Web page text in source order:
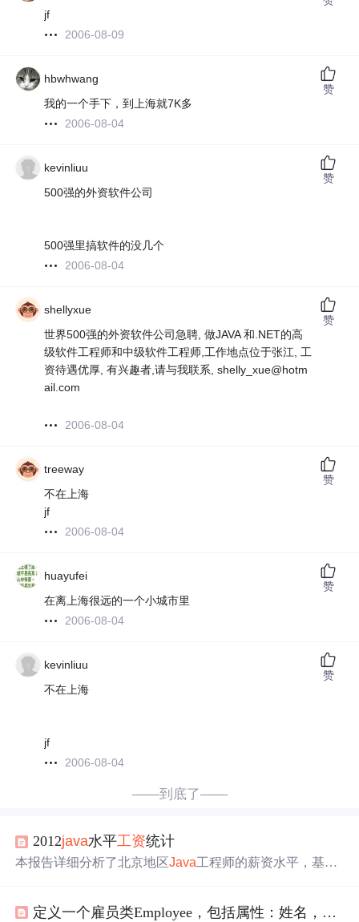
jf
2006-08-09
hbwhwang
我的一个手下，到上海就7K多
2006-08-04
赞
kevinliuu
500强的外资软件公司
500强里搞软件的没几个
2006-08-04
赞
shellyxue
世界500强的外资软件公司急聘, 做JAVA 和.NET的高
级软件工程师和中级软件工程师,工作地点位于张江, 工
资待遇优厚, 有兴趣者,请与我联系, shelly_xue@hotm
ail.com
2006-08-04
赞
treeway
不在上海
jf
2006-08-04
赞
huayufei
在离上海很远的一个小城市里
2006-08-04
赞
kevinliuu
不在上海
jf
2006-08-04
赞
——到底了——
2012java水平工资统计
本报告详细分析了北京地区Java工程师的薪资水平，基于
验的积累，Java 程序员的收入显著增长。 定义一个雇员类Employee，包括属性：姓名，工号，年龄，